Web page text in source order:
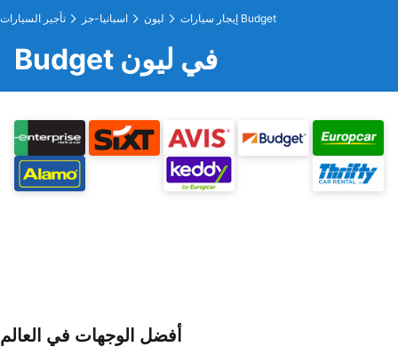
تأجير السيارات اسبانيا-جز ليون إيجار سيارات Budget
Budget في ليون
أفضل الوجهات في العالم